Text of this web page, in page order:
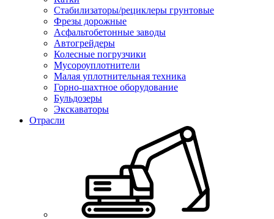
Стабилизаторы/рециклеры грунтовые
Фрезы дорожные
Асфальтобетонные заводы
Автогрейдеры
Колесные погрузчики
Мусороуплотнители
Малая уплотнительная техника
Горно-шахтное оборудование
Бульдозеры
Экскаваторы
Отрасли